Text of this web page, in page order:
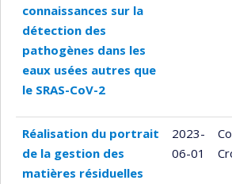
connaissances sur la
détection des
pathogènes dans les
eaux usées autres que
le SRAS-CoV-2
Réalisation du portrait
de la gestion des
matières résiduelles
2023-
06-01